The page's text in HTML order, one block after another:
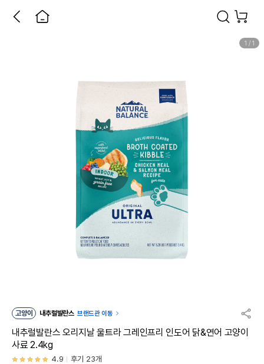
1 / 1
고양이 내추럴발란스 브랜드관 이동
내추럴발란스 오리지날 울트라 그레인프리 인도어 닭&연어 고양이
사료 2.4kg
4.9 후기 23개